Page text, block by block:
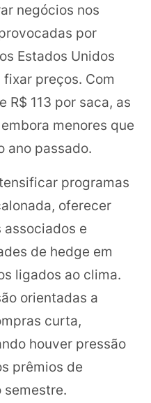
negócios nos
por
Estados Unidos
preços. Com
R$ 113 por saca, as
menores que
ano passado.
programas
oferecer
e
de hedge em
ligados ao clima.
orientadas a
curta,
houver pressão
prêmios de
semestre.